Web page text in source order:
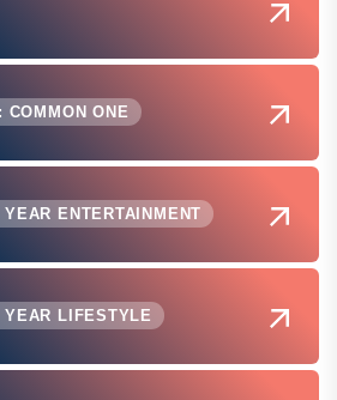
COMMON ONE
ENTERTAINMENT
YEAR LIFESTYLE